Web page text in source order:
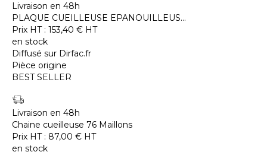
Livraison en 48h
PLAQUE CUEILLEUSE EPANOUILLEUS...
Prix HT : 153,40 € HT
en stock
Diffusé sur Dirfac.fr
Pièce origine
BEST SELLER
Livraison en 48h
Chaine cueilleuse 76 Maillons
Prix HT : 87,00 € HT
en stock